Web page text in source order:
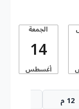
الجمعة
14
أغسطس
12 م